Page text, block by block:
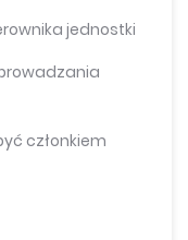
jednostki
członkiem